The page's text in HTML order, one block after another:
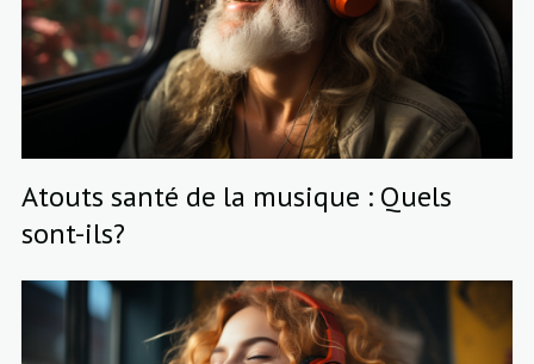
Atouts santé de la musique : Quels
sont-ils?